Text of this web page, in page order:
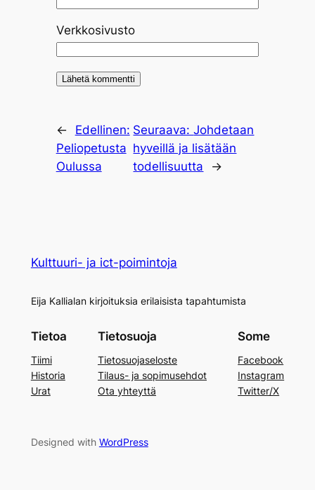
Verkkosivusto
←
Edellinen:
Peliopetusta
Oulussa
Seuraava:Johdetaan
hyveillä ja lisätään
todellisuutta
→
Kulttuuri- ja ict-poimintoja
Eija Kallialan kirjoituksia erilaisista tapahtumista
Tietoa
Tiimi
Historia
Urat
Tietosuoja
Tietosuojaseloste
Tilaus- ja sopimusehdot
Ota yhteyttä
Some
Facebook
Instagram
Twitter/X
Designed with WordPress